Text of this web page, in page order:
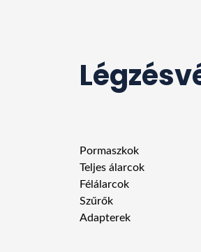
Pormaszkok
Teljes álarcok
Félálarcok
Szűrők
Adapterek